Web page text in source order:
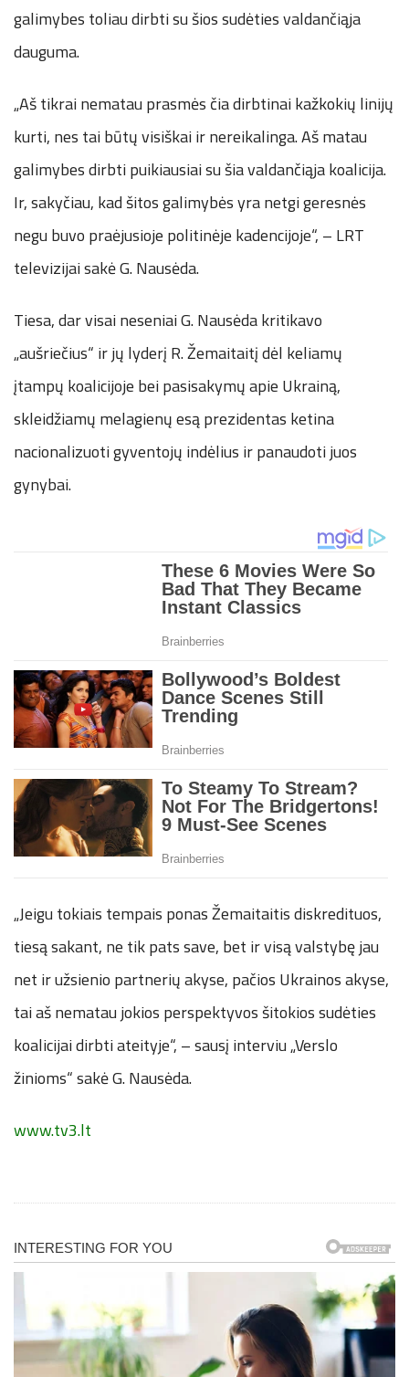
galimybes toliau dirbti su šios sudėties valdančiąja
dauguma.
„Aš tikrai nematau prasmės čia dirbtinai kažkokių linijų
kurti, nes tai būtų visiškai ir nereikalinga. Aš matau
galimybes dirbti puikiausiai su šia valdančiąja koalicija.
Ir, sakyčiau, kad šitos galimybės yra netgi geresnės
negu buvo praėjusioje politinėje kadencijoje“, – LRT
televizijai sakė G. Nausėda.
Tiesa, dar visai neseniai G. Nausėda kritikavo
„aušriečius“ ir jų lyderį R. Žemaitaitį dėl keliamų
įtampų koalicijoje bei pasisakymų apie Ukrainą,
skleidžiamų melagienų esą prezidentas ketina
nacionalizuoti gyventojų indėlius ir panaudoti juos
gynybai.
„Jeigu tokiais tempais ponas Žemaitaitis diskredituos,
tiesą sakant, ne tik pats save, bet ir visą valstybę jau
net ir užsienio partnerių akyse, pačios Ukrainos akyse,
tai aš nematau jokios perspektyvos šitokios sudėties
koalicijai dirbti ateityje“, – sausį interviu „Verslo
žinioms“ sakė G. Nausėda.
www.tv3.lt